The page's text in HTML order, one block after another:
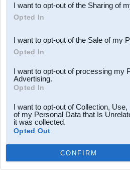
Downstream Participants
third parties.
I want to opt-out of the Sharing of
Opted In
I want to opt-out of the Sale of my
Opted In
I want to opt-out of processing my
Advertising.
Opted In
I want to opt-out of Collection,
of my Personal Data that Is
it was collected.
Opted Out
CONFIRM